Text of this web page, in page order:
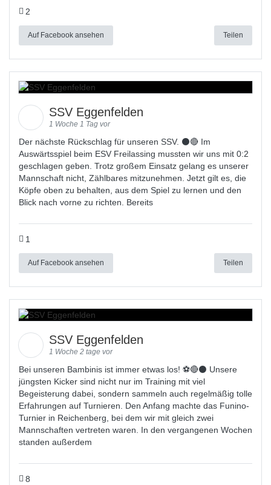
2
Auf Facebook ansehen Teilen
SSV Eggenfelden
1 Woche 1 Tag vor
Der nächste Rückschlag für unseren SSV. ⚫🔴 Im
Auswärtsspiel beim ESV Freilassing mussten wir uns mit 0:2
geschlagen geben. Trotz großem Einsatz gelang es unserer
Mannschaft nicht, Zählbares mitzunehmen. Jetzt gilt es, die
Köpfe oben zu behalten, aus dem Spiel zu lernen und den
Blick nach vorne zu richten. Bereits
1
Auf Facebook ansehen Teilen
SSV Eggenfelden
1 Woche 2 tage vor
Bei unseren Bambinis ist immer etwas los! ⚽️🔴⚫ Unsere
jüngsten Kicker sind nicht nur im Training mit viel
Begeisterung dabei, sondern sammeln auch regelmäßig tolle
Erfahrungen auf Turnieren. Den Anfang machte das Funino-
Turnier in Reichenberg, bei dem wir mit gleich zwei
Mannschaften vertreten waren. In den vergangenen Wochen
standen außerdem
8